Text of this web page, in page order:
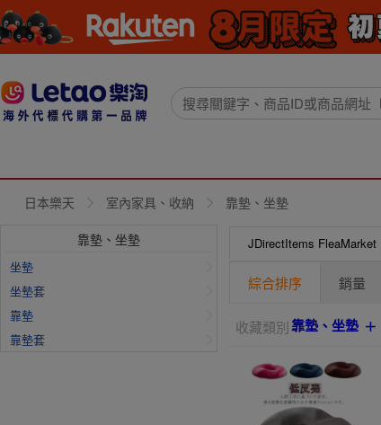
日本樂天 室內家具、收納 靠墊、坐墊
靠墊、坐墊
坐墊
坐墊套
靠墊
靠墊套
JDirectItems FleaMarket
綜合排序 銷量
收藏類別靠墊、坐墊